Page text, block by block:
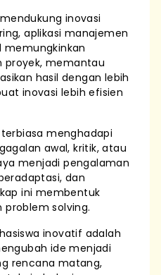
inovasi
aplikasi manajemen
memungkinkan
proyek, memantau
hasil dengan lebih
inovasi lebih efisien
menghadapi
awal, kritik, atau
menjadi pengalaman
dan
ini membentuk
problem solving.
inovatif adalah
ide menjadi
rencana matang,